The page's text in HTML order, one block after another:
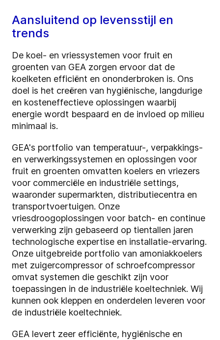
Aansluitend op levensstijl en
trends
De koel- en vriessystemen voor fruit en
groenten van GEA zorgen ervoor dat de
koelketen efficiënt en ononderbroken is. Ons
doel is het creëren van hygiënische, langdurige
en kosteneffectieve oplossingen waarbij
energie wordt bespaard en de invloed op milieu
minimaal is.
GEA's portfolio van temperatuur-, verpakkings-
en verwerkingssystemen en oplossingen voor
fruit en groenten omvatten koelers en vriezers
voor commerciële en industriële settings,
waaronder supermarkten, distributiecentra en
transportvoertuigen. Onze
vriesdroogoplossingen voor batch- en continue
verwerking zijn gebaseerd op tientallen jaren
technologische expertise en installatie-ervaring.
Onze uitgebreide portfolio van amoniakkoelers
met zuigercompressor of schroefcompressor
omvat systemen die geschikt zijn voor
toepassingen in de industriële koeltechniek. Wij
kunnen ook kleppen en onderdelen leveren voor
de industriële koeltechniek.
GEA levert zeer efficiënte, hygiënische en